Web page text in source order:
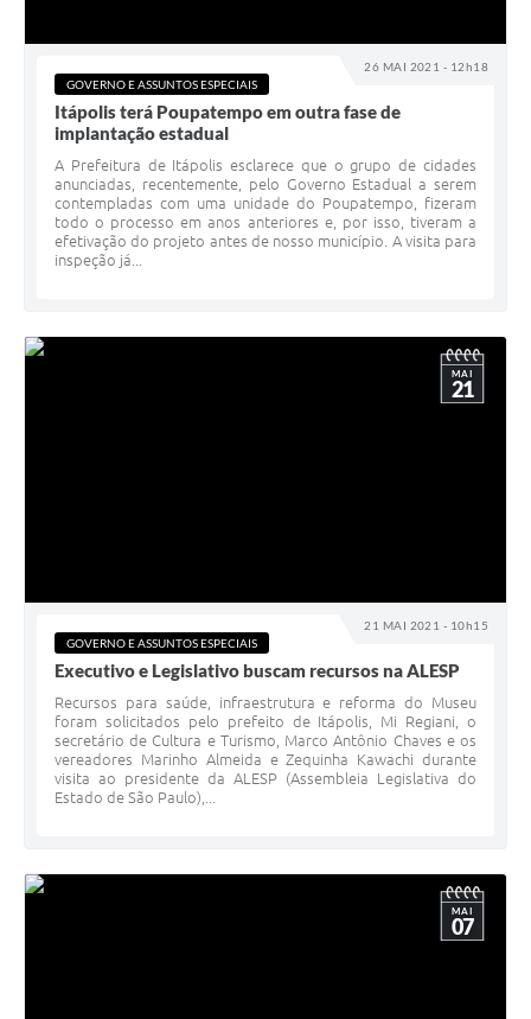
26 MAI 2021 - 12h18
GOVERNO E ASSUNTOS ESPECIAIS
Itápolis terá Poupatempo em outra fase de
implantação estadual
A Prefeitura de Itápolis esclarece que o grupo de cidades
anunciadas, recentemente, pelo Governo Estadual a serem
contempladas com uma unidade do Poupatempo, fizeram
todo o processo em anos anteriores e, por isso, tiveram a
efetivação do projeto antes de nosso município. A visita para
inspeção já...
21 MAI 2021 - 10h15
MAI
21
GOVERNO E ASSUNTOS ESPECIAIS
Executivo e Legislativo buscam recursos na ALESP
Recursos para saúde, infraestrutura e reforma do Museu
foram solicitados pelo prefeito de Itápolis, Mi Regiani, o
secretário de Cultura e Turismo, Marco Antônio Chaves e os
vereadores Marinho Almeida e Zequinha Kawachi durante
visita ao presidente da ALESP (Assembleia Legislativa do
Estado de São Paulo),...
MAI
07